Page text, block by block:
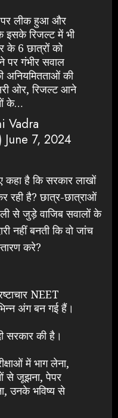
लीक हुआ और
इसके रिजल्ट में भी
6 छात्रों को
गंभीर सवाल
की
ओर, रिजल्ट आने
के…
Vadra
June 7, 2024
कहा है कि सरकार लाखों
रही है? छात्र-छात्राओं
से जुड़े वाजिब सवालों के
नहीं बनती कि वो जांच
करे?
NEET
अंग बन गई हैं।
सरकार की है।
में भाग लेना,
से जूझना, पेपर
उनके भविष्य से